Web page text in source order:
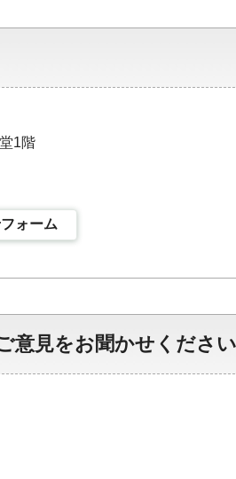
1階
ォーム
意見をお聞かせください